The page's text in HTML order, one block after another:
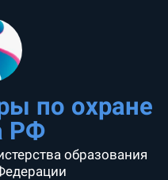
по охране
РФ
образования